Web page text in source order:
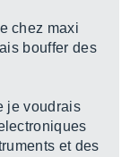
chez maxi
bouffer des
je voudrais
et des